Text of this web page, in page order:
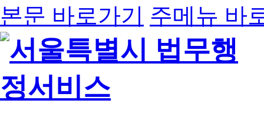
본문 바로가기 주메뉴 바